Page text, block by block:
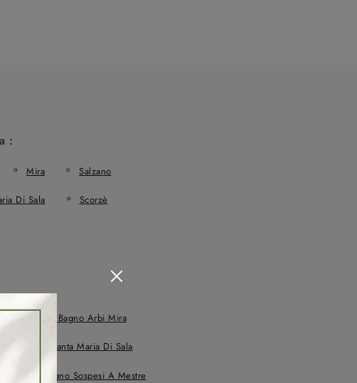
:
Mira Salzano
Di Sala Scorzè
Arredo Bagno Arbi Mira
Sospesi A Santa Maria Di Sala
Mobili Bagno Sospesi A Mestre